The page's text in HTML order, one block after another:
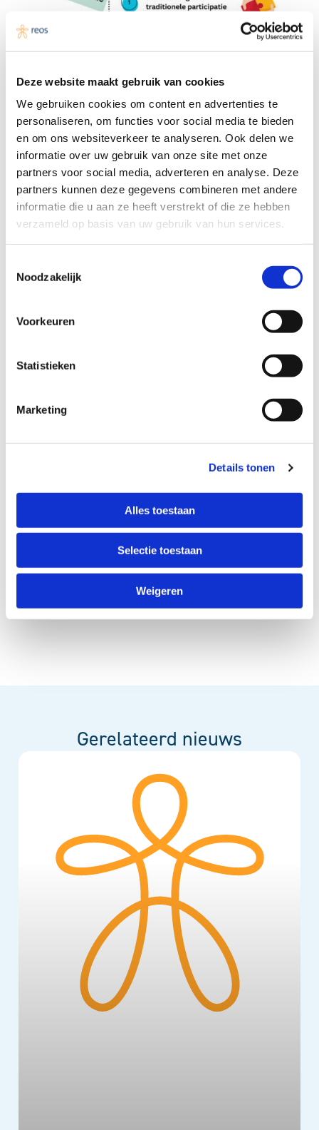
Deze website maakt gebruik van cookies
We gebruiken cookies om content en advertenties te
personaliseren, om functies voor social media te bieden
en om ons websiteverkeer te analyseren. Ook delen we
informatie over uw gebruik van onze site met onze
partners voor social media, adverteren en analyse. Deze
partners kunnen deze gegevens combineren met andere
informatie die u aan ze heeft verstrekt of die ze hebben
verzameld op basis van uw gebruik van hun services.
Noodzakelijk
Voorkeuren
Statistieken
Marketing
Details tonen
Alles toestaan
Selectie toestaan
Weigeren
Gerelateerd nieuws